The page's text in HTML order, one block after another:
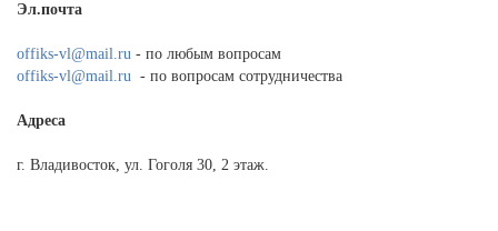
Эл.почта
offiks-vl@mail.ru - по любым вопросам
offiks-vl@mail.ru - по вопросам сотрудничества
Адреса
г. Владивосток, ул. Гоголя 30, 2 этаж.